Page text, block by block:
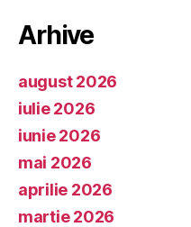
Arhive
august 2026
iulie 2026
iunie 2026
mai 2026
aprilie 2026
martie 2026